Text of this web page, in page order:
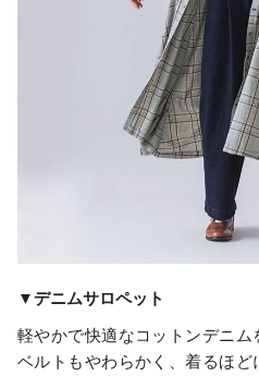
▼デニムサロペット
軽やかで快適なコットンデニ
ベルトもやわらかく、着るほ